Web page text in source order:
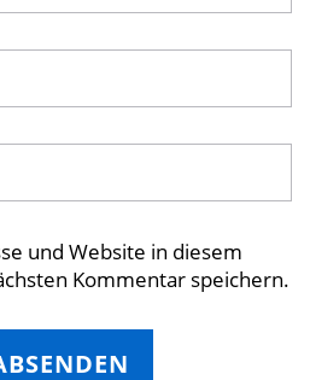
und Website in diesem
Kommentar speichern.